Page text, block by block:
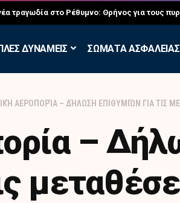
των Εθελοντών Εφέδρων στον Έβρο
ΔΥΝΑΜΕΙΣ ΣΩΜΑΤΑ ΑΣΦΑΛΕΙΑΣ
ΑΕΡΟΠΟΡΊΑ – ΔΉΛΩΣΗ ΕΠΙΘΥΜΙΏΝ ΓΙΑ ΤΙΣ
–